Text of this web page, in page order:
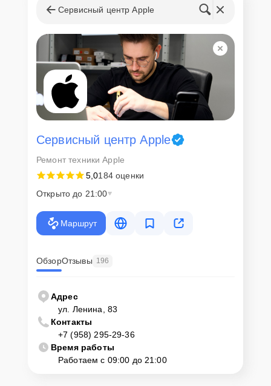
Сервисный центр Apple
Сервисный центр Apple
Ремонт техники Apple
5,0184 оценки
Открыто до 21:00
Маршрут
ОбзорОтзывы 196
Адрес
ул. Ленина, 83
Контакты
+7 (958) 295-29-36
Время работы
Работаем с 09:00 до 21:00